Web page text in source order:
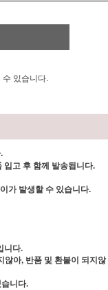
있습니다.
고 후 함께 발송됩니다.
가 발생할 수 있습니다.
니다.
않아, 반품 및 환불이 되지않
니다.